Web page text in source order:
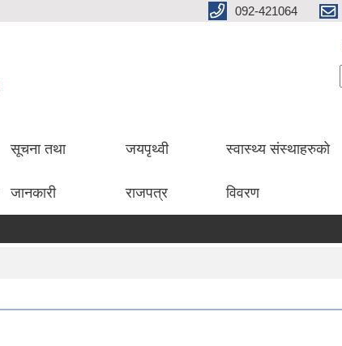
092-421064
सूचना तथा
जानकारी
जयपृथ्वी
राजपत्र
स्वास्थ्य संस्थाहरुको
विवरण